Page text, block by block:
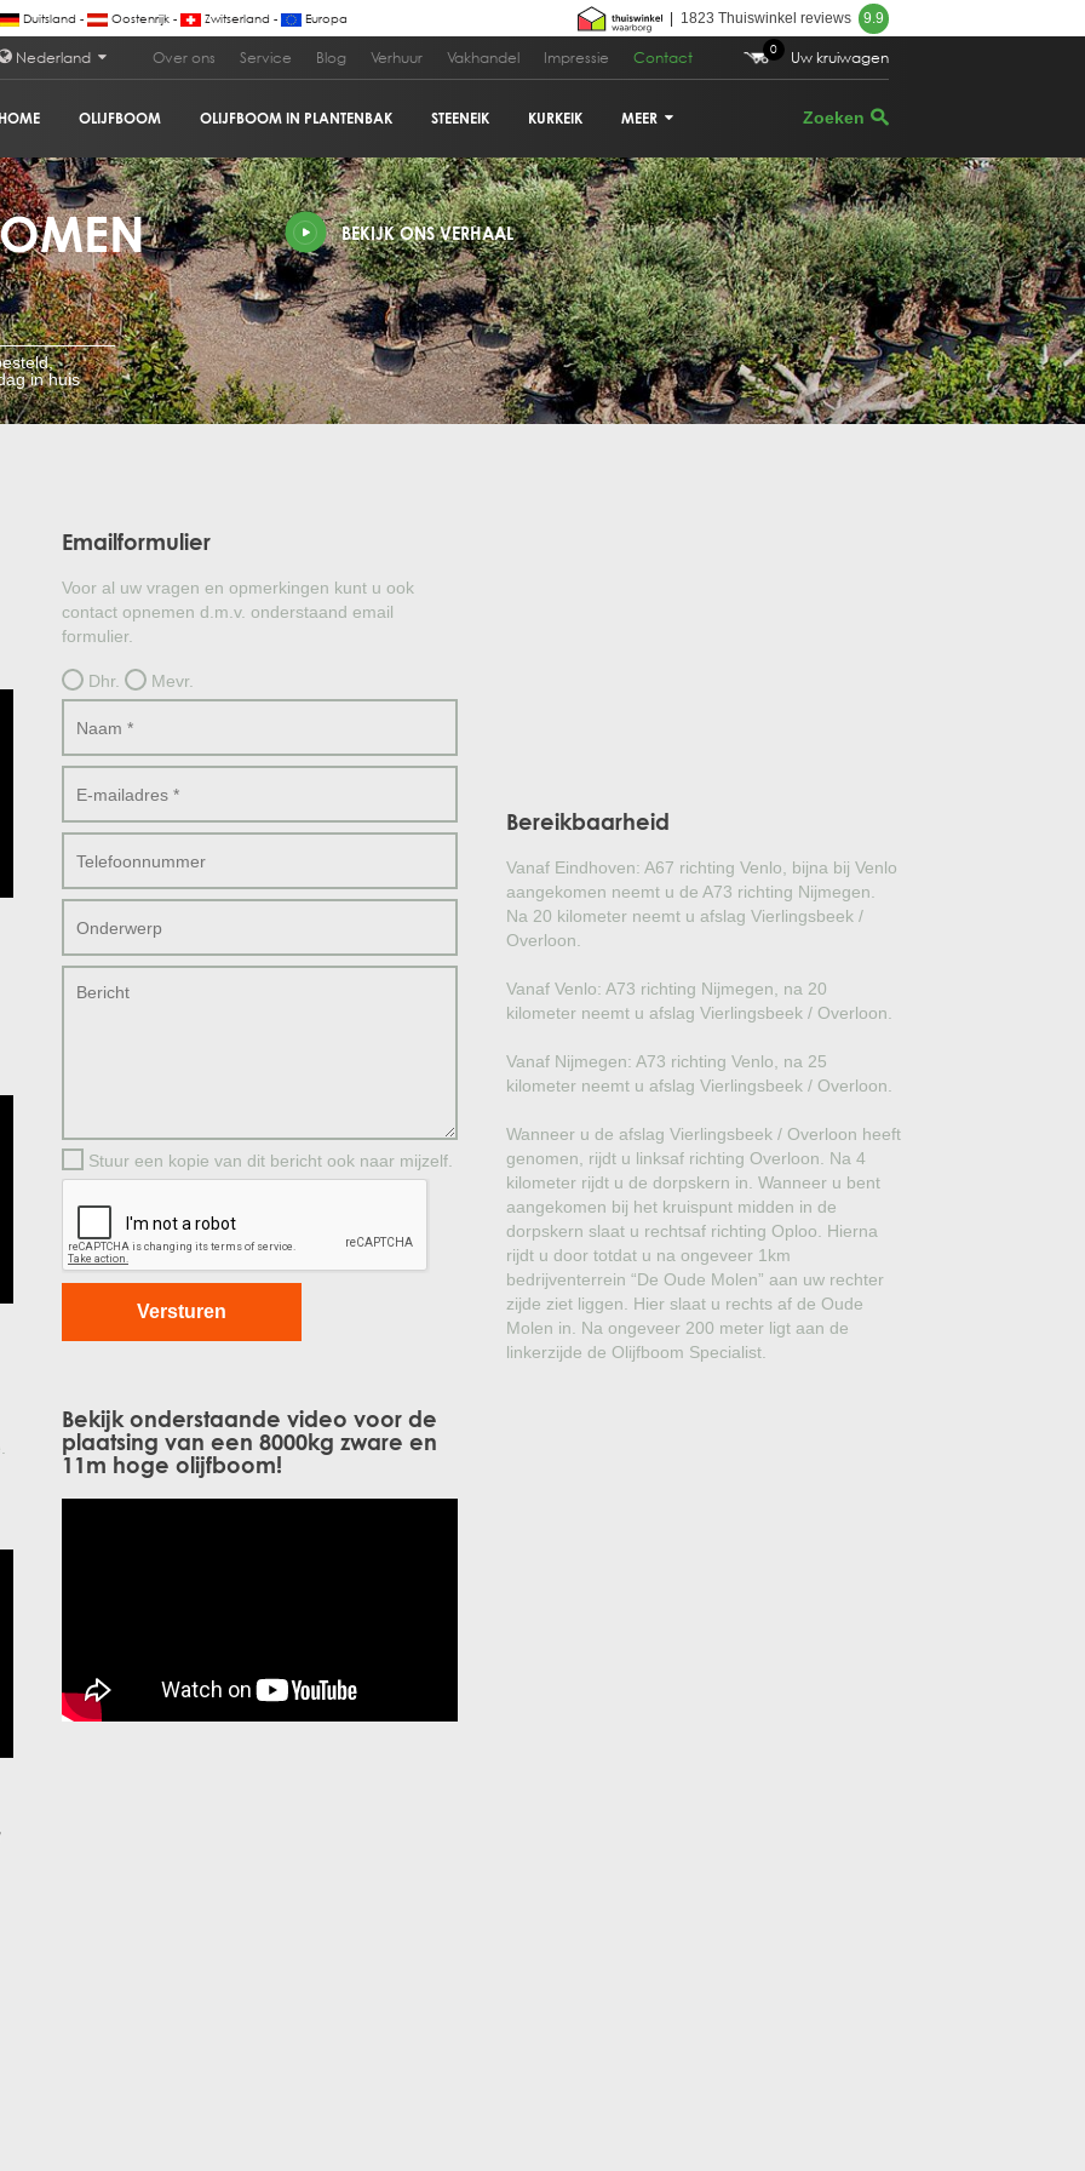
Duitsland - Oostenrijk - Zwitserland - Europa 1823 Thuiswinkel reviews 9.9
Nederland Over ons Service Blog Verhuur Vakhandel Impressie Contact 0 Uw kruiwagen
HOME OLIJFBOOM OLIJFBOOM IN PLANTENBAK STEENEIK KURKEIK MEER
VIJGENBOOM
PALMBOOM
DRUIVENRANK
GRANAATAPPELBOOM
PERZISCHE SLAAPBOOM
JAPANSE BONSAI
GROVE DEN
JAPANSE WOLMISPEL
TOSCAANSE JASMIJN
VORMSNOEI
BAMBOE
JUDASBOOM
BEKIJK ONS VERHAAL
in huis
Emailformulier
Voor al uw vragen en opmerkingen kunt u ook
contact opnemen d.m.v. onderstaand email
formulier.
Dhr. Mevr.
Stuur een kopie van dit bericht ook naar mijzelf.
Bekijk onderstaande video voor de
plaatsing van een 8000kg zware en
11m hoge olijfboom!
Bereikbaarheid
Vanaf Eindhoven: A67 richting Venlo, bijna bij Venlo
aangekomen neemt u de A73 richting Nijmegen.
Na 20 kilometer neemt u afslag Vierlingsbeek /
Overloon.
Vanaf Venlo: A73 richting Nijmegen, na 20
kilometer neemt u afslag Vierlingsbeek / Overloon.
Vanaf Nijmegen: A73 richting Venlo, na 25
kilometer neemt u afslag Vierlingsbeek / Overloon.
Wanneer u de afslag Vierlingsbeek / Overloon heeft
genomen, rijdt u linksaf richting Overloon. Na 4
kilometer rijdt u de dorpskern in. Wanneer u bent
aangekomen bij het kruispunt midden in de
dorpskern slaat u rechtsaf richting Oploo. Hierna
rijdt u door totdat u na ongeveer 1km
bedrijventerrein “De Oude Molen” aan uw rechter
zijde ziet liggen. Hier slaat u rechts af de Oude
Molen in. Na ongeveer 200 meter ligt aan de
linkerzijde de Olijfboom Specialist.